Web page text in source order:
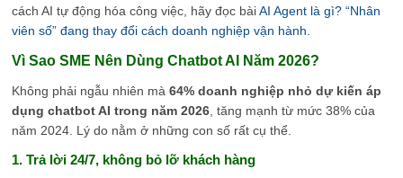
cách AI tự động hóa công việc, hãy đọc bàiAI Agent là gì? “Nhân
viên số” đang thay đổi cách doanh nghiệp vận hành.
Vì Sao SME Nên Dùng Chatbot AI Năm 2026?
Không phải ngẫu nhiên mà64% doanh nghiệp nhỏ dự kiến áp
dụng chatbot AI trong năm 2026, tăng mạnh từ mức 38% của
năm 2024. Lý do nằm ở những con số rất cụ thể.
1. Trả lời 24/7, không bỏ lỡ khách hàng